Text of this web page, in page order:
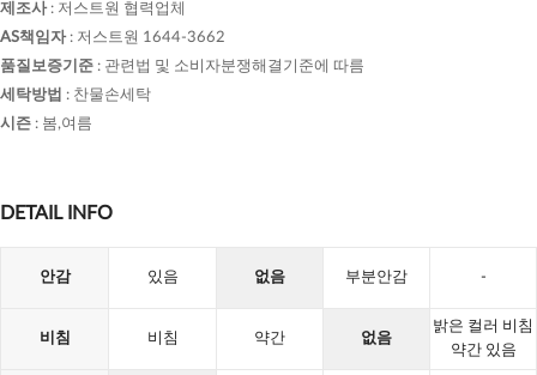
제조사: 저스트원 협력업체
AS책임자: 저스트원 1644-3662
품질보증기준 : 관련법 및 소비자분쟁해결기준에 따름
세탁방법 : 찬물손세탁
시즌 : 봄,여름
DETAIL INFO
안감 있음 없음 부분안감 -
비침 비침 약간 없음
밝은 컬러 비침
약간 있음